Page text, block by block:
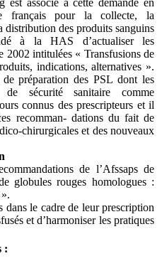
est associé à cette demande en
français pour la collecte, la
des produits sanguins
à la HAS d’actualiser les
2002 intitulées « Transfusions de
indications, alternatives ».
préparation des PSL dont les
sécurité sanitaire comme
connus des prescripteurs et il
recomman- dations du fait de
chirurgicales et des nouveaux
de l’Afssaps de
globules rouges homologues :
dans le cadre de leur prescription
et d’harmoniser les pratiques
: